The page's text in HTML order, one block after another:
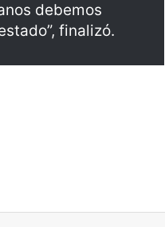
debemos
finalizó.